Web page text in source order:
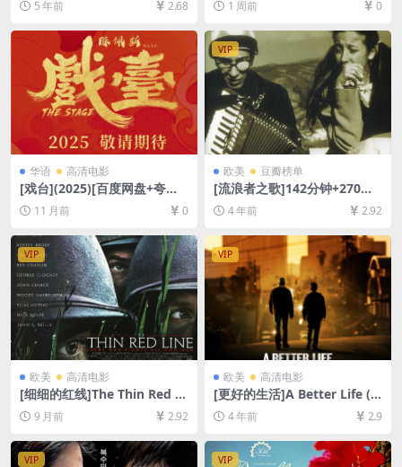
度网盘+迅雷云盘资源1080P
声中字]
5 年前 2.68
[网盘在线播放/下载][MP4/4G
1 周前 0
华语 高清电影
[戏台](2025)[百度网盘+夸克
网盘1080P/4K超清未删减资
源][网盘在线播放/下载][MK
V/5GB/21GB][中文字幕]
11 月前 0
VIP
欧美 豆瓣榜单
[流浪者之歌]142分钟+270分
钟双版本 Дом за вешање
(1988)[百度网盘+迅雷云盘资
源1080P&DVD未删减][MP4/
8.7GB+2.8GB][中文字幕]
4 年前 2.92
VIP
欧美 高清电影
[细细的红线]The Thin Red Li
ne (1998)[百度网盘+夸克网盘
1080P超清未删减资源][网盘
在线播放/下载][MP4/12GB]
[中英字幕]
9 月前 2.92
VIP
欧美 高清电影
[更好的生活]A Better Life (2
011)[百度网盘+迅雷云盘资源
1080P超清未删减][MP4/6G
B][中英字幕]
4 年前 2.9
VIP VIP